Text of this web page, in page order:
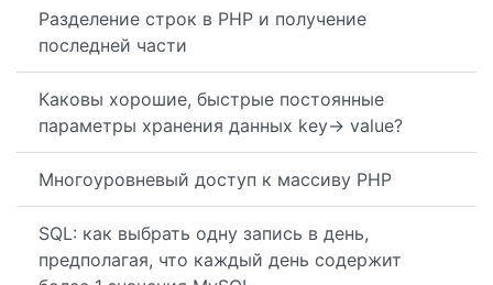
Разделение строк в PHP и получение
последней части
Каковы хорошие, быстрые постоянные
параметры хранения данных key-> value?
Многоуровневый доступ к массиву PHP
SQL: как выбрать одну запись в день,
предполагая, что каждый день содержит